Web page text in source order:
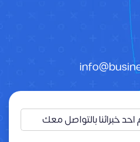
خبرائنا بالتواصل معك